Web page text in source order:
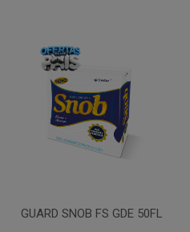
GUARD SNOB FS GDE 50FL